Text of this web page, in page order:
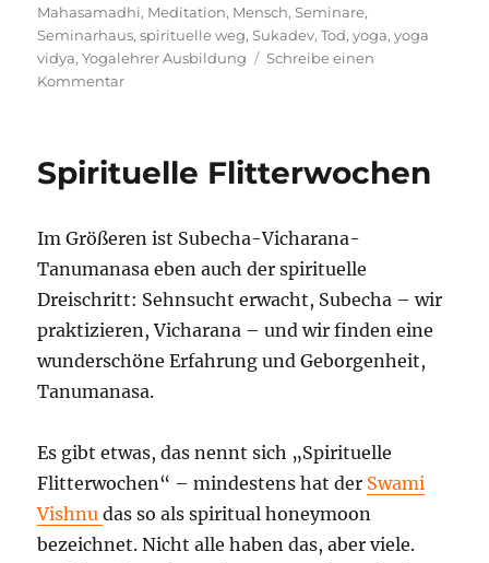
Mahasamadhi, Meditation, Mensch,Seminare,
Seminarhaus,spirituelle weg,Sukadev,Tod,yoga,yoga
vidya,Yogalehrer Ausbildung
Schreibe einen
Kommentarzu
Spirituelle Flitterwochen
Im Größeren ist Subecha-Vicharana-
Tanumanasa eben auch der spirituelle
Dreischritt: Sehnsucht erwacht, Subecha – wir
praktizieren, Vicharana – und wir finden eine
wunderschöne Erfahrung und Geborgenheit,
Tanumanasa.
Es gibt etwas, das nennt sich „Spirituelle
Flitterwochen“ – mindestens hat der Swami
Vishnudas so als spiritual honeymoon
bezeichnet. Nicht alle haben das, aber viele.